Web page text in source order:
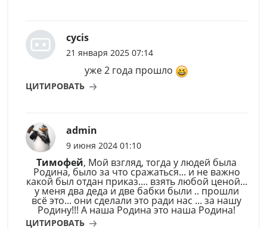
cycis
21 января 2025 07:14
уже 2 года прошло
ЦИТИРОВАТЬ
admin
9 июня 2024 01:10
Тимофей, Мой взгляд, тогда у людей была
Родина, было за что сражаться... и не важно
какой был отдан приказ.... взять любой ценой...
у меня два деда и две бабки были .. прошли
всё это... они сделали это ради нас ... за нашу
Родину!!! А наша Родина это наша Родина!
ЦИТИРОВАТЬ